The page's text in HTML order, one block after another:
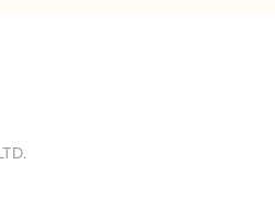
gizlenmiş cam